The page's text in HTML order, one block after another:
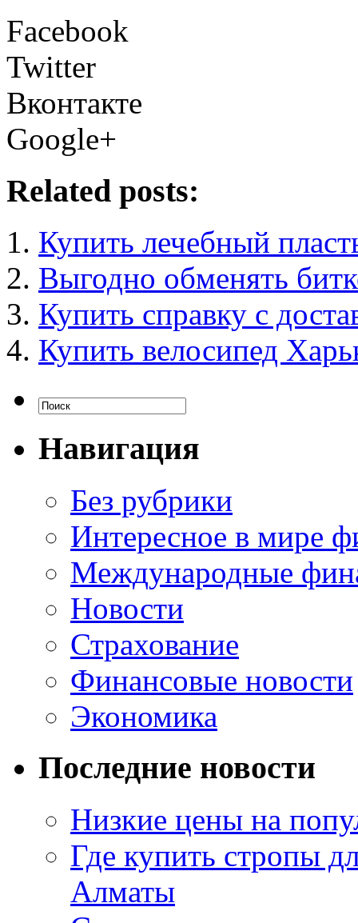
Facebook
Twitter
Вконтакте
Google+
Related posts:
Купить лечебный
Выгодно обменять
Купить справку с
Купить велосипед
Навигация
Без рубрики
Интересное в мире
Международные
Новости
Страхование
Финансовые новости
Экономика
Последние новости
Низкие цены на
Где купить стропы
Алматы